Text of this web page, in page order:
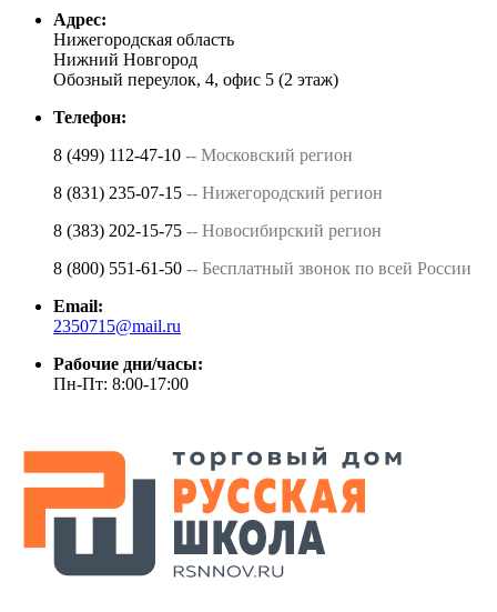
Адрес:
Нижегородская область
Нижний Новгород
Обозный переулок, 4, офис 5 (2 этаж)
Телефон:
8 (499) 112-47-10 -- Московский регион
8 (831) 235-07-15 -- Нижегородский регион
8 (383) 202-15-75 -- Новосибирский регион
8 (800) 551-61-50 -- Бесплатный звонок по всей России
Email:
2350715@mail.ru
Рабочие дни/часы:
Пн-Пт: 8:00-17:00